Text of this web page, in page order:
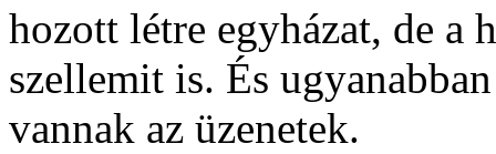
hozott létre egyházat, de a
szellemit is. És
vannak az üzenetek.